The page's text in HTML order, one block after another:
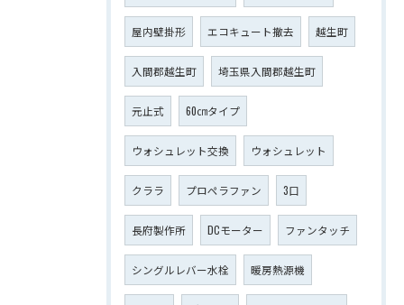
屋内壁掛形 エコキュート撤去 越生町
入間郡越生町 埼玉県入間郡越生町
元止式 60㎝タイプ
ウォシュレット交換 ウォシュレット
クララ プロペラファン 3口
長府製作所 DCモーター ファンタッチ
シングルレバー水栓 暖房熱源機